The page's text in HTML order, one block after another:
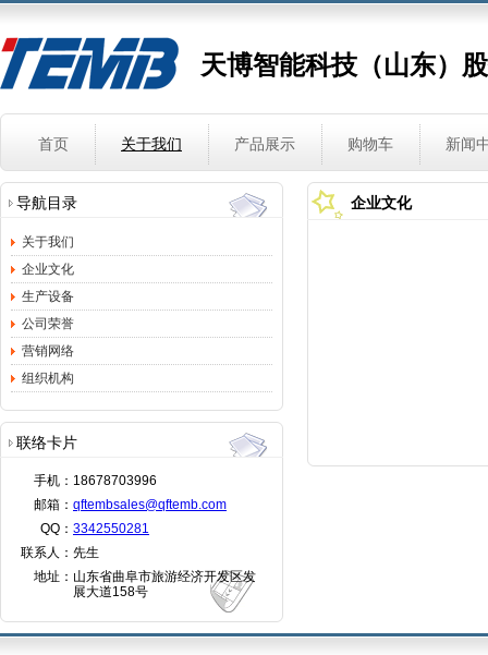
天博智能科技（山东）
首页 关于我们 产品展示 购物车 新闻
企业文化
导航目录
关于我们
企业文化
生产设备
公司荣誉
营销网络
组织机构
联络卡片
手机： 18678703996
邮箱： qftembsales@qftemb.com
QQ： 3342550281
联系人： 先生
地址： 山东省曲阜市旅游经济开发区发
展大道158号